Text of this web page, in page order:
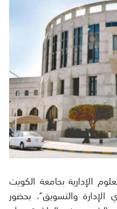
الإدارية بجامعة الكويت
الإدارة والتسويق”، بحضور